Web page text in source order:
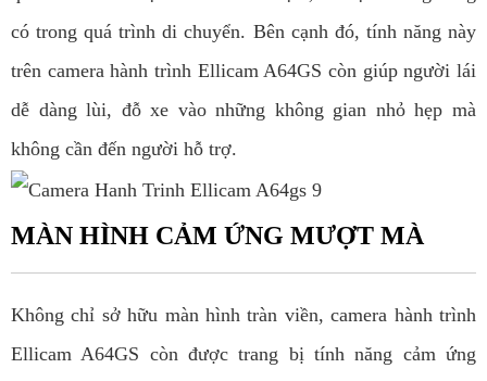
có trong quá trình di chuyển. Bên cạnh đó, tính năng này
trên camera hành trình Ellicam A64GS còn giúp người lái
dễ dàng lùi, đỗ xe vào những không gian nhỏ hẹp mà
không cần đến người hỗ trợ.
MÀN HÌNH CẢM ỨNG MƯỢT MÀ
Không chỉ sở hữu màn hình tràn viền, camera hành trình
Ellicam A64GS còn được trang bị tính năng cảm ứng